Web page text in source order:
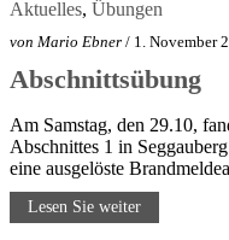
Aktuelles, Übungen
von Mario Ebner / 1. November
Abschnittsübung
Am Samstag, den 29.10,
Abschnittes 1 in
eine ausgelöste
Lesen Sie weiter